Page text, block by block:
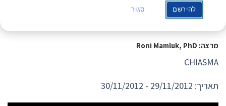
מרצה: Roni Mamluk, PhD
CHIASMA
תאריך: 29/11/2012 - 30/11/2012
להירשם סגור